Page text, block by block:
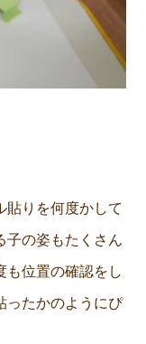
貼りを何度かして
子の姿もたくさん
も位置の確認をし
ったかのようにぴ